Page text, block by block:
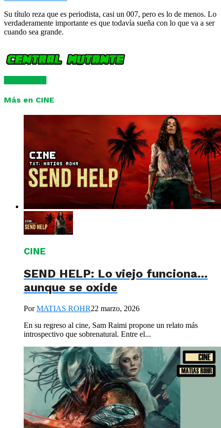
Su título reza que es periodista, casi un 007, pero es lo de menos. Lo
verdaderamente importante es que todavía sueña con lo que va a ser
cuando sea grande.
Más en CINE
CINE
SEND HELP: Lo viejo funciona…
aunque se oxide
PorMATIAS ROHR22 marzo, 2026
En su regreso al cine, Sam Raimi propone un relato más
introspectivo que sobrenatural. Entre el...